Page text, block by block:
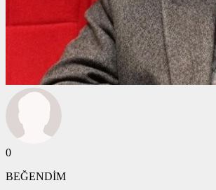
0
BEĞENDİM